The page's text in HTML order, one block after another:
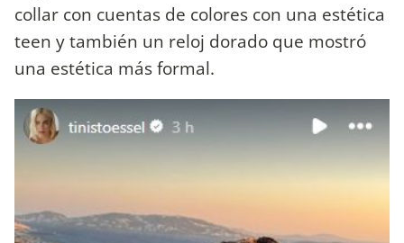
collar con cuentas de colores con una estética
teen y también un reloj dorado que mostró
una estética más formal.